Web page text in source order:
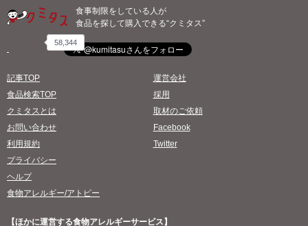
食事制限をしている人が
食品を探して購入できる“クミタス”
58,344
記事TOP
食品検索TOP
クミタスとは
お問い合わせ
利用規約
プライバシー
ヘルプ
食物アレルギー/アトピー
運営会社
採用
取材のご依頼
Facebook
Twitter
【ほかに運営する食物アレルギーサービス】